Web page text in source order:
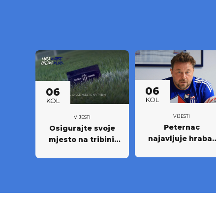
06
KOL
VIJESTI
Osigurajte svoje
mjesto na tribini:
06
KOL
VIJESTI
Peternac
najavljuje hrabar